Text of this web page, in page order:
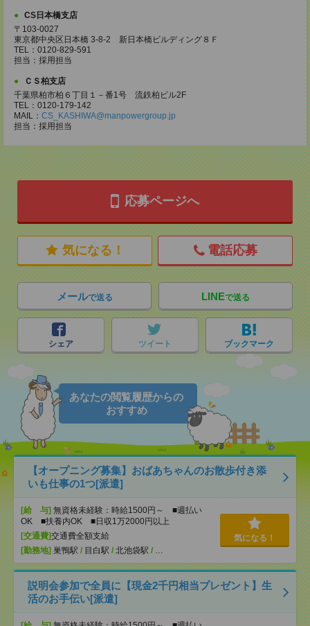
CS日本橋支店
〒103-0027
東京都中央区日本橋 3-8-2 新日本橋ビルディング８Ｆ
TEL：0120-829-591
担当：採用担当
ＣＳ柏支店
千葉県柏市柏６丁目１－番1号 流鉄柏ビル2F
TEL：0120-179-142
MAIL： CS_KASHIWA@manpowergroup.jp
担当：採用担当
応募ページへ
気になる！ 電話応募
メールで送る LINEで送る
シェア ツイート ブックマーク
あなたの閲覧履歴からの
おすすめ
【オープニング募集】おばあちゃんのお散歩付き添
いも仕事の1つ[派遣]
[給 与] 無資格未経験：時給1500円～ ■週払い
OK ■扶養内OK ■日収1万2000円以上
[交通費]交通費全額支給
[勤務地] 巣鴨駅 / 目白駅 / 北池袋駅 / …
気になる！
説明会参加で全員に【現金2千円相当プレゼント】生
活のお手伝い[派遣]